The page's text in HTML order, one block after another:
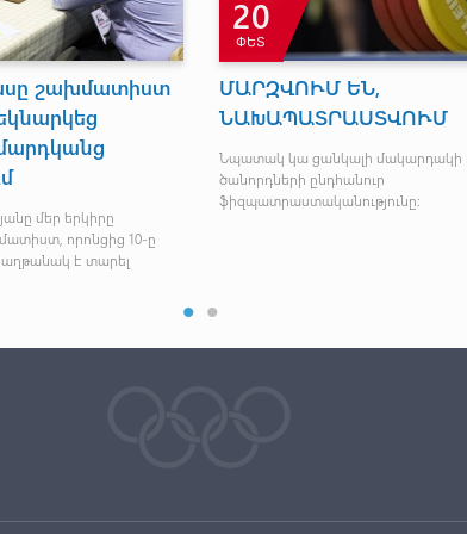
շախմատիստ
մեր երկիրը
որոնցից 10-ը
է տարել
20
ՓԵՏ
ՄԱՐԶՎՈՒՄ ԵՆ,
ՆԱԽԱՊԱՏՐԱՍՏՎՈՒՄ
Նպատակ կա ցանկալի մակարդակի
ծանորդների ընդհանուր
ֆիզպատրաստականությունը: